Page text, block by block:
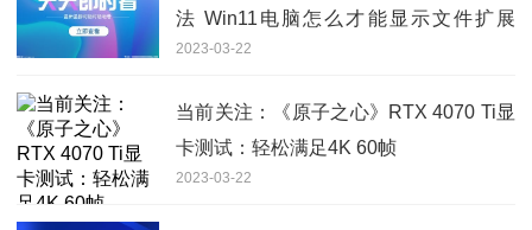
法 Win11电脑怎么才能显示文件扩展
名？
2023-03-22
当前关注：《原子之心》RTX 4070 Ti显
卡测试：轻松满足4K 60帧
2023-03-22